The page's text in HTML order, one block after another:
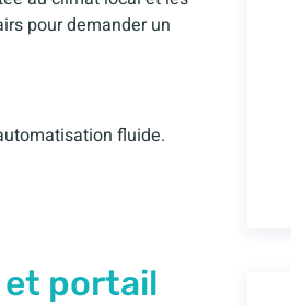
pour demander un
fluide.
portail